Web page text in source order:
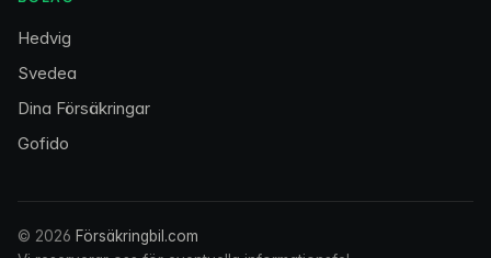
Hedvig
Svedea
Dina Försäkringar
Gofido
© 2026 Försäkringbil.com